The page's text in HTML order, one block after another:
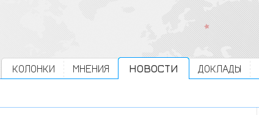
КОЛОНКИ МНЕНИЯ НОВОСТИ ДОКЛАДЫ